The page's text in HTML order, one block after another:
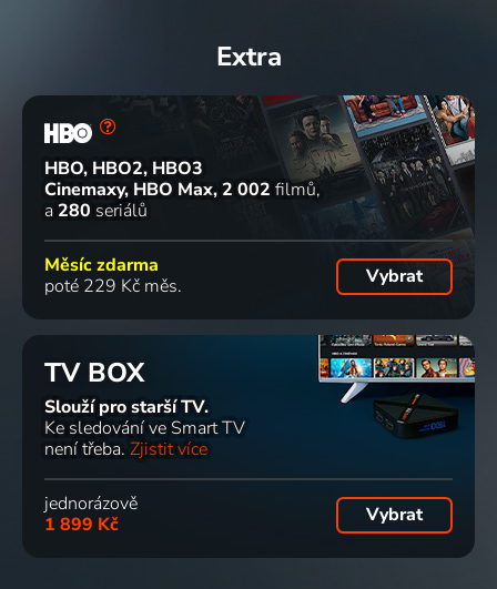
Extra
HBO, HBO2, HBO3
Cinemaxy, HBO Max 2 002 filmů
a 280 seriálů
Měsíc zdarma
poté 229 Kč měs.
Vybrat
TV BOX
Slouží pro starší TV.
Ke sledování ve Smart TV
není třeba. Zjistit více
jednorázově
1 899 Kč
Vybrat